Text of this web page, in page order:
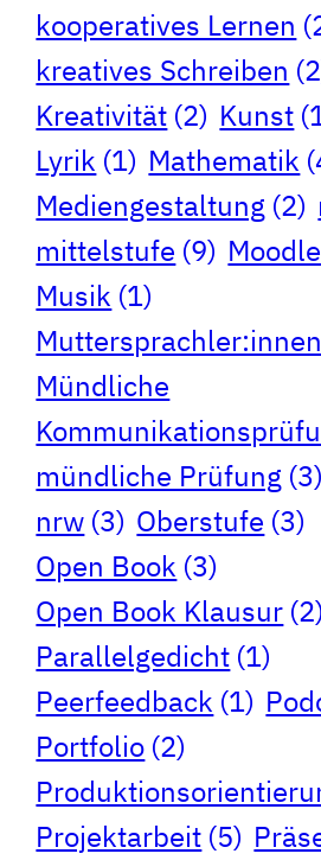
kooperatives Lernen
kreatives Schreiben
Kreativität (2) Kunst
Lyrik (1) Mathematik
Mediengestaltung (2)
mittelstufe (9) Moodle
Musik (1)
Muttersprachler:innen
Mündliche
mündliche Prüfung (3)
nrw (3) Oberstufe (3)
Open Book (3)
Open Book Klausur (2)
Parallelgedicht (1)
Peerfeedback (1)
Portfolio (2)
Projektarbeit (5)